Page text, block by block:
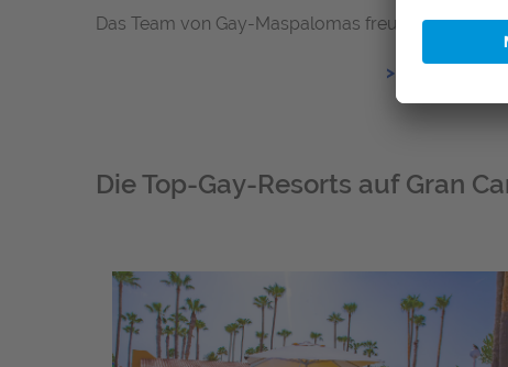
Das Team von Gay-Maspalomas freut sich von Dir
>>>
Die Top-Gay-Resorts auf Gran